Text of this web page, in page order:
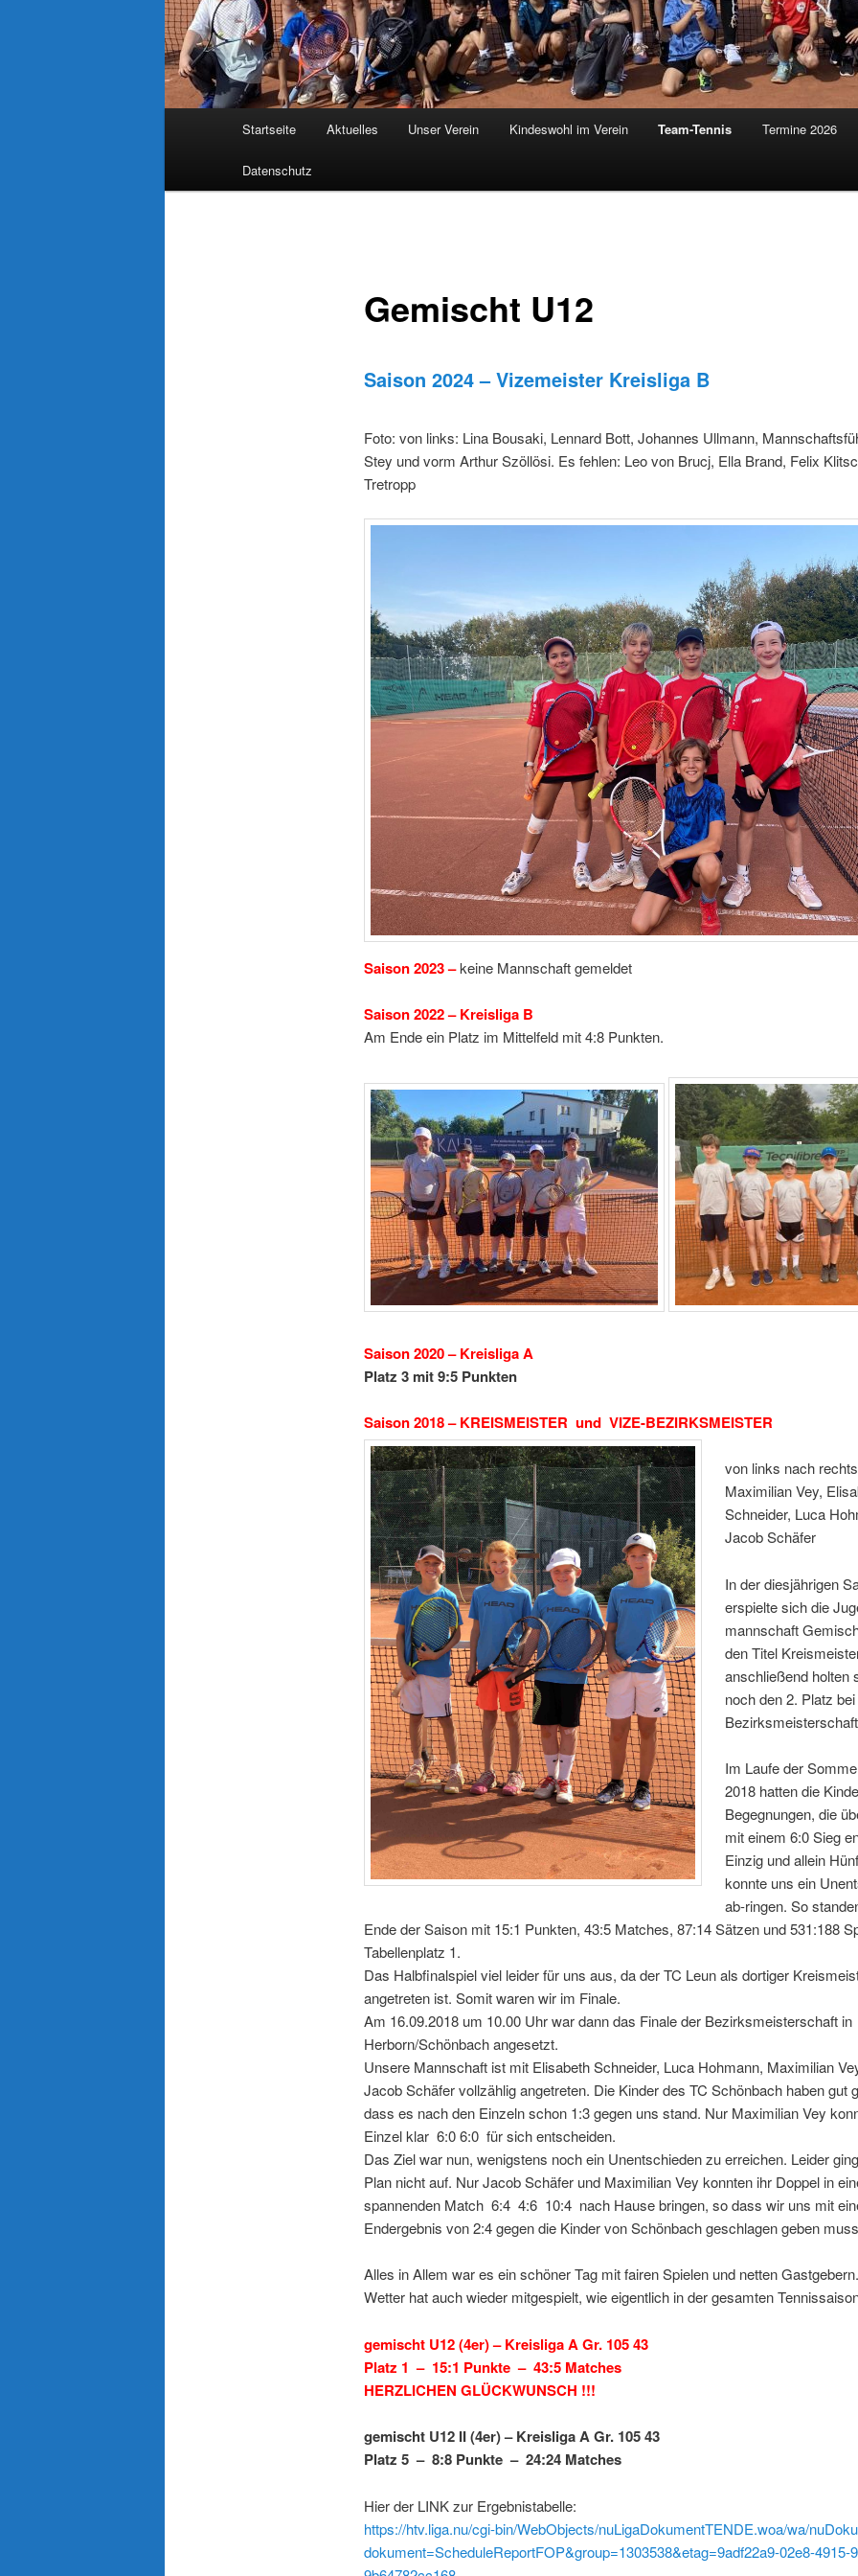
Startseite Aktuelles Unser Verein Kindeswohl im Verein Team-Tennis Termine 2026
Datenschutz
Gemischt U12
Saison 2024 – Vizemeister Kreisliga B
Foto: von links: Lina Bousaki, Lennard Bott, Johannes Ullmann,
Stey und vorm Arthur Szöllösi. Es fehlen: Leo von Brucj, Ella Brand, Felix
Tretropp
Saison 2023 –keine Mannschaft gemeldet
Saison 2022 –Kreisliga
Am Ende ein Platz im Mittelfeld mit 4:8 Punkten.
Saison 2020 –
Platz 3 mit 9:5 Punkten
Saison 2018 –KREISMEISTER und VIZE-BEZIRKSMEISTER
von links nach
Maximilian Vey,
Schneider, Luca
Jacob Schäfer
In der diesjährigen
erspielte sich die
mannschaft
den Titel
anschließend holten
noch den 2. Platz
Im Laufe der
2018 hatten die
Begegnungen, die
mit einem 6:0 Sieg
Einzig und allein
konnte uns ein
ab-ringen. So
Ende der Saison mit 15:1 Punkten, 43:5 Matches, 87:14 Sätzen und 531:188
Tabellenplatz 1.
Das Halbfinalspiel viel leider für uns aus, da der TC Leun als dortiger
angetreten ist. Somit waren wir im Finale.
Am 16.09.2018 um 10.00 Uhr war dann das Finale der Bezirksmeisterschaft in
Herborn/Schönbach angesetzt.
Unsere Mannschaft ist mit Elisabeth Schneider, Luca Hohmann, Maximilian
Jacob Schäfer vollzählig angetreten. Die Kinder des TC Schönbach haben gut
dass es nach den Einzeln schon 1:3 gegen uns stand. Nur Maximilian Vey
Einzel klar 6:0 6:0 für sich entscheiden.
Das Ziel war nun, wenigstens noch ein Unentschieden zu erreichen. Leider
Plan nicht auf. Nur Jacob Schäfer und Maximilian Vey konnten ihr Doppel in
spannenden Match 6:4 4:6 10:4 nach Hause bringen, so dass wir uns mit
Endergebnis von 2:4 gegen die Kinder von Schönbach geschlagen geben
Alles in Allem war es ein schöner Tag mit fairen Spielen und netten
Wetter hat auch wieder mitgespielt, wie eigentlich in der gesamten
gemischt U12 (4er) – Kreisliga A Gr. 105 43
Platz 1 – 15:1 Punkte – 43:5 Matches
HERZLICHEN GLÜCKWUNSCH !!!
gemischt U12 II (4er) – Kreisliga A Gr. 105 43
Platz 5 – 8:8 Punkte – 24:24 Matches
Hier der LINK zur Ergebnistabelle:
https://htv.liga.nu/cgi-bin/WebObjects/nuLigaDokumentTENDE.woa/wa/
dokument=ScheduleReportFOP&group=1303538&etag=9adf22a9-02e8-4915-